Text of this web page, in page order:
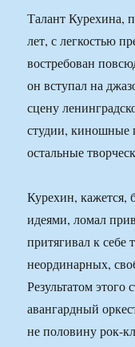
Талант Курехина,
лет, с легкостью
востребован
он вступал на
сцену
студии, киношные
остальные
Курехин, кажется,
идеями, ломал
притягивал к себе
неординарных,
Результатом этого
авангардный
не половину рок-